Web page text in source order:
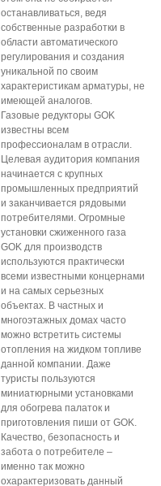
останавливаться, ведя
собственные разработки в
области автоматического
регулирования и создания
уникальной по своим
характеристикам арматуры, не
имеющей аналогов.
Газовые редукторы GOK
известны всем
профессионалам в отрасли.
Целевая аудитория компания
начинается с крупных
промышленных предприятий
и заканчивается рядовыми
потребителями. Огромные
установки сжиженного газа
GOK для производств
используются практически
всеми известными концернами
и на самых серьезных
объектах. В частных и
многоэтажных домах часто
можно встретить системы
отопления на жидком топливе
данной компании. Даже
туристы пользуются
миниатюрными установками
для обогрева палаток и
приготовления пиши от GOK.
Качество, безопасность и
забота о потребителе –
именно так можно
охарактеризовать данный